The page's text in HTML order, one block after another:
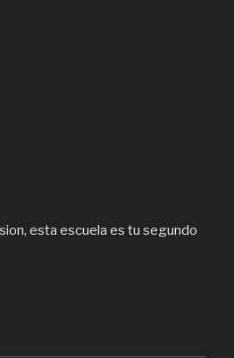
esta escuela es tu segundo